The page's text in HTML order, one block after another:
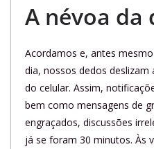
A névoa da
Acordamos e, antes
dia, nossos dedos
do celular. Assim,
bem como mensagens de
engraçados, discussões
já se foram 30 minutos. Às